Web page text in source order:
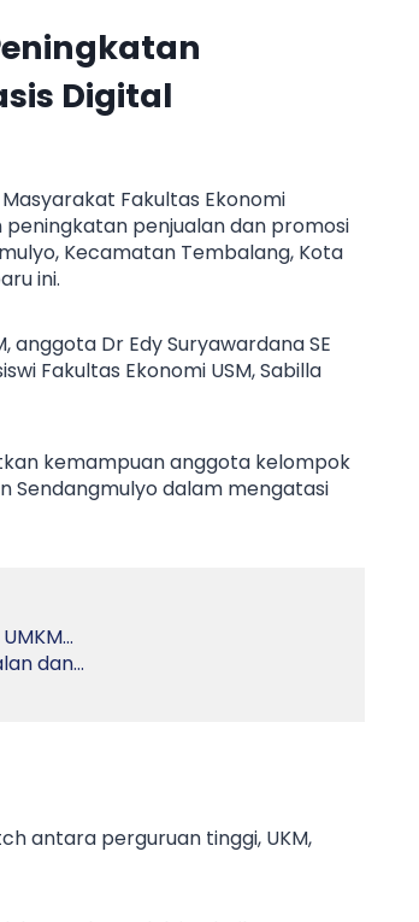
Digital
Fakultas Ekonomi
penjualan dan promosi
Kecamatan Tembalang, Kota
ini.
anggota Dr Edy Suryawardana SE
Fakultas Ekonomi USM, Sabilla
kemampuan anggota kelompok
Sendangmulyo dalam mengatasi
dan…
antara perguruan tinggi, UKM,